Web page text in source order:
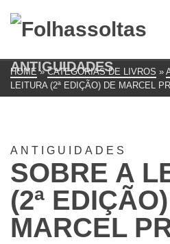
ANTIGUIDADES
HOME » CATEGORIAS DE LIVROS »
LEITURA (2ª EDIÇÃO) DE MARCEL
ANTIGUIDADES
SOBRE A
(2ª
MARCEL